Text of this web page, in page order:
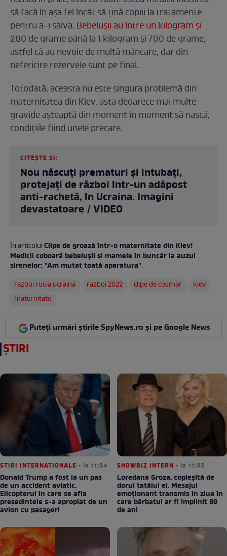
să facă în așa fel încât să țină copiii la tratamente
pentru a-i salva. Bebelușii au între un kilogram și
200 de grame până la 1 kilogram și 700 de grame,
astfel că au nevoie de multă mâncare, dar din
nefericire rezervele sunt pe final.
Totodată, aceasta nu este singura problemă din
maternitatea din Kiev, asta deoarece mai multe
gravide așteaptă din moment în moment să nască,
condițiile fiind unele precare.
CITEȘTE ȘI:
Nou născuți prematuri și intubați,
protejați de război într-un adăpost
anti-rachetă, în Ucraina. Imagini
devastatoare / VIDEO
În articolulClipe de groază într-o maternitate din Kiev!
Medicii coboară bebelușii și mamele în buncăr la auzul
sirenelor: "Am mutat toată aparatura":
razboi rusia ucraina
razboi 2022 clipe de cosmar
kiev
maternitate
Puteți urmări știrile SpyNews.ro și pe Google News
ȘTIRI
STIRI INTERNATIONALE • la 11:34
Donald Trump a fost la un pas
de un accident aviatic.
Elicopterul în care se afla
președintele s-a apropiat de un
avion cu pasageri
SHOWBIZ INTERN • la 11:33
Loredana Groza, copleșită de
dorul tatălui ei. Mesajul
emoționant transmis în ziua în
care bărbatul ar fi împlinit 89
de ani